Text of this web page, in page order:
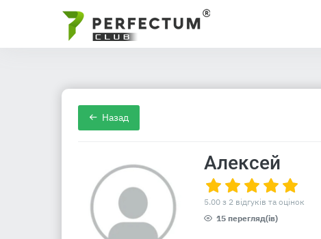
Назад
Алексей
5.00 з 2 відгуків та оцінок
15 перегляд(ів)